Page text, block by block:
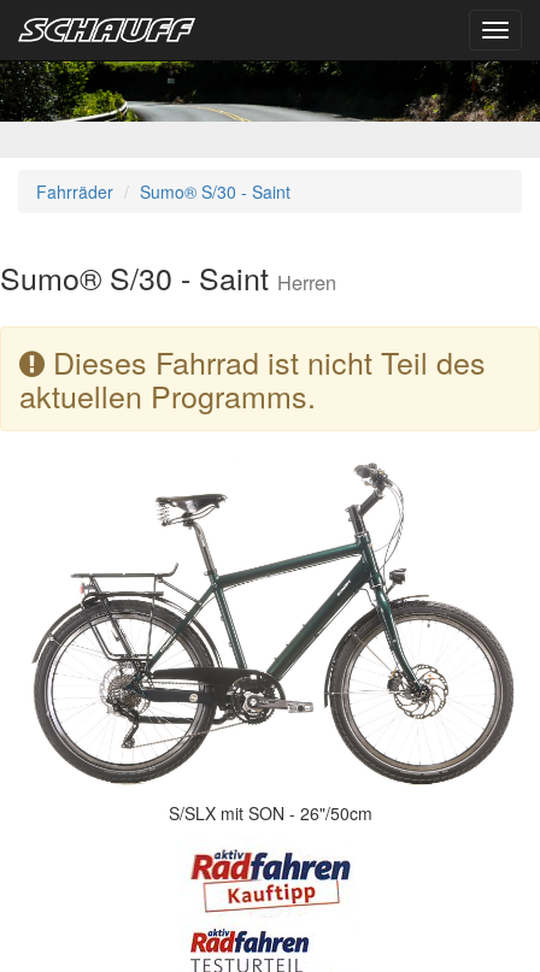
Fahrräder Sumo® S/30 - Saint
Sumo® S/30 - Saint Herren
Dieses Fahrrad ist nicht Teil des
aktuellen Programms.
S/SLX mit SON - 26"/50cm